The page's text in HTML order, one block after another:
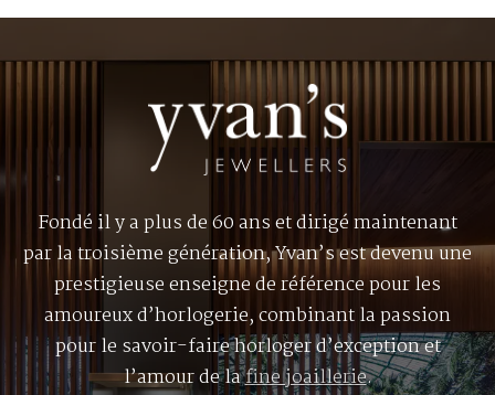
Fondé il y a plus de 60 ans et dirigé maintenant
par la troisième génération, Yvan’s est devenu une
prestigieuse enseigne de référence pour les
amoureux d’horlogerie, combinant la passion
pour le savoir-faire horloger d’exception et
l’amour de lafine joaillerie.